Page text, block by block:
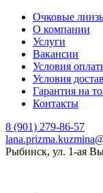
Очковые
O компании
Услуги
Вакансии
Условия
Условия
Гарантия на
Контакты
8 (901) 279-86-57
Рыбинск, ул. 1-ая